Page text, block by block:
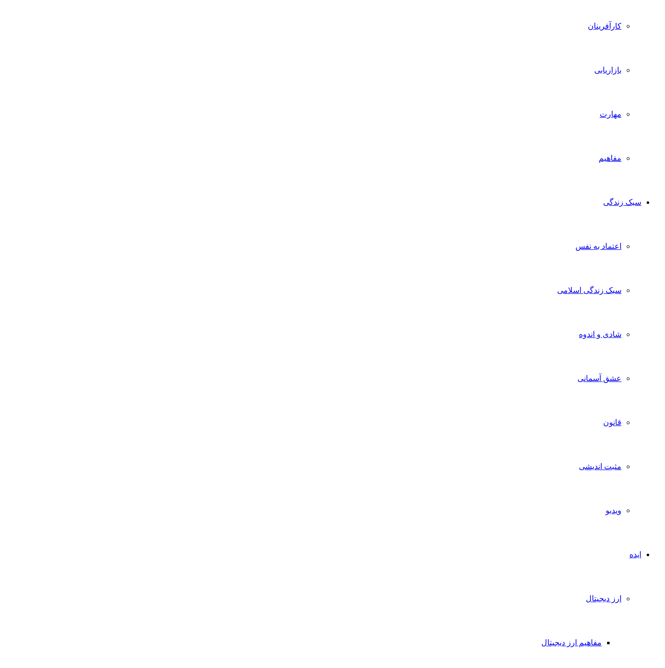
کارآفرینان
بازاریابی
مهارت
مفاهیم
سبک زندگی
اعتماد به نفس
سبک زندگی اسلامی
شادی و اندوه
عشق آسمانی
قانون
مثبت اندیشی
ویدیو
ایده
ارز دیجیتال
مفاهیم ارز دیجیتال